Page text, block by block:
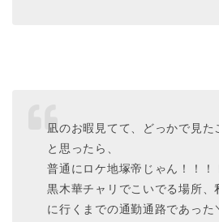
凪のお暇見てて、どっかで見た
と思ったら、
普通にロケ地塚帝じゃん！！！
黒木華チャリでこいでる場所、
に行くまでの通勤通路であっ